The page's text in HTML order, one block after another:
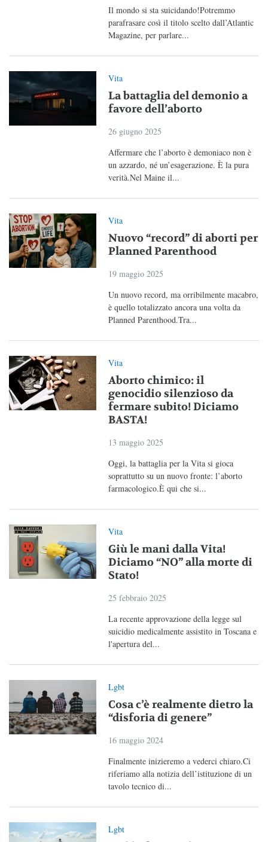
Il mondo si sta suicidando!Potremmo
parafrasare così il titolo scelto dall’Atlantic
Magazine, per parlare...
Vita
La battaglia del demonio a
favore dell’aborto
26 giugno 2025
Affermare che l’aborto è demoniaco non è
un azzardo, né un’esagerazione. È la pura
verità.Nel Maine il...
Vita
Nuovo “record” di aborti per
Planned Parenthood
19 maggio 2025
Un nuovo record, ma orribilmente macabro,
è quello totalizzato ancora una volta da
Planned Parenthood.Tra...
Vita
Aborto chimico: il
genocidio silenzioso da
fermare subito! Diciamo
BASTA!
13 maggio 2025
Oggi, la battaglia per la Vita si gioca
soprattutto su un nuovo fronte: l’aborto
farmacologico.È qui che si...
Vita
Giù le mani dalla Vita!
Diciamo “NO” alla morte di
Stato!
25 febbraio 2025
La recente approvazione della legge sul
suicidio medicalmente assistito in Toscana e
l'apertura del...
Lgbt
Cosa c’è realmente dietro la
“disforia di genere”
16 maggio 2024
Finalmente inizieremo a vederci chiaro.Ci
riferiamo alla notizia dell’istituzione di un
tavolo tecnico di...
Lgbt